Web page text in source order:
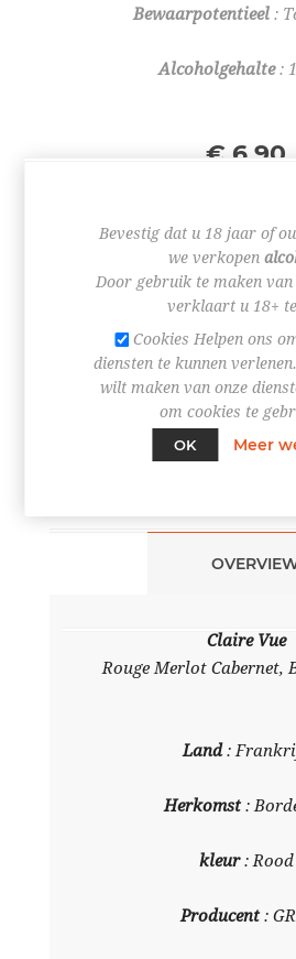
Bewaarpotentieel :
Alcoholgehalte:
€ 6,90
+
-
BESTEL NU!
Claire Vue
Rouge Merlot Cabernet,
Land:
Herkomst:
kleur: Rood
Producent:
Bevestig dat u 18 jaar of
we verkopen
Door gebruik te maken van
verklaart u 18+
Cookies Helpen ons
diensten te kunnen
wilt maken van onze
om cookies te
OK
Meer